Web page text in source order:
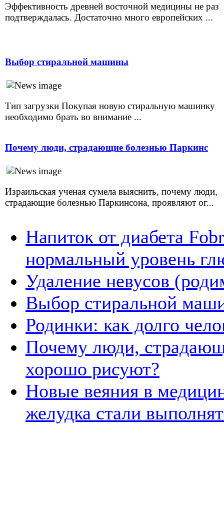
Эффективность древней восточной медицины не раз
подтверждалась. Достаточно много европейских ...
Выбор стиральной машины
Тип загрузки Покупая новую стиральную машинку
необходимо брать во внимание ...
Почему люди, страдающие болезнью Паркинс
Израильская ученая сумела выяснить, почему люди,
страдающие болезнью Паркинсона, проявляют ог...
Напиток от диабета
нормальный уровень
Удаление невусов
Выбор стиральной
Родинки: как долго
Почему люди,
хорошо рисуют?
Новые веяния в
желудка стали